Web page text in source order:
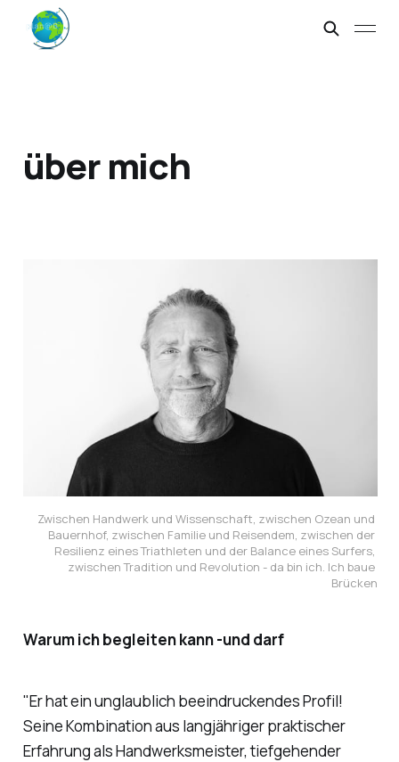
über mich
Zwischen Handwerk und Wissenschaft, zwischen Ozean und
Bauernhof, zwischen Familie und Reisendem, zwischen der
Resilienz eines Triathleten und der Balance eines Surfers,
zwischen Tradition und Revolution - da bin ich. Ich baue
Brücken
Warum ich begleiten kann -und darf
"Er hat ein unglaublich beeindruckendes Profil!
Seine Kombination aus langjähriger praktischer
Erfahrung als Handwerksmeister, tiefgehender